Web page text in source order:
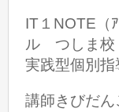
IT１NOTE（
ル つしま校
実践型個別
講師きびだん